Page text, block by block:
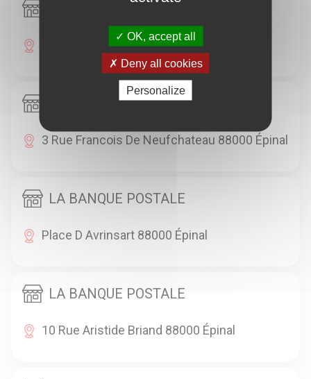
30 Rue Des Etats Unis 88000 Épinal
HAPPY INFO
3 Rue Francois De Neufchateau 88000 Épinal
LA BANQUE POSTALE
Place D Avrinsart 88000 Épinal
LA BANQUE POSTALE
10 Rue Aristide Briand 88000 Épinal
OK, accept all
Deny all cookies
Personalize